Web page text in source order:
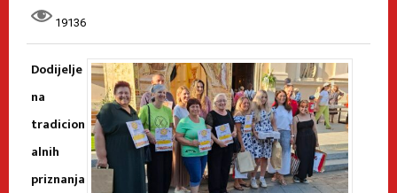
19136
Dodijelje
na
tradicion
alnih
priznanja